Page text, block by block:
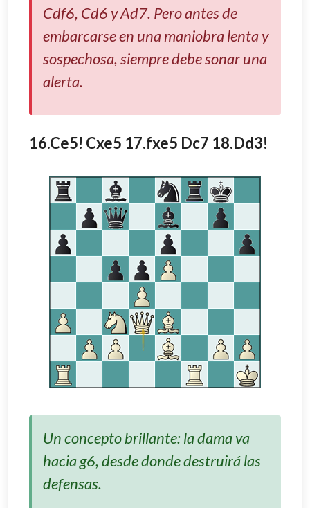
Cdf6, Cd6 y Ad7. Pero antes de
embarcarse en una maniobra lenta y
sospechosa, siempre debe sonar una
alerta.
16.Ce5! Cxe5 17.fxe5 Dc7 18.Dd3!
Un concepto brillante: la dama va
hacia g6, desde donde destruirá las
defensas.